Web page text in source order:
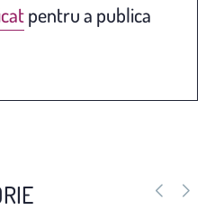
pentru a publica